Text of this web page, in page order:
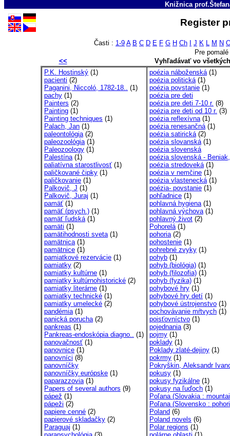
Knižnica
Register
Časti : 1-9 A B C D E F G H Ch J K L M N
Pre
<<
Vyhľadávať vo
P.K. Hostinský (1)
pacienti (2)
Paganini, Niccoló, 1782-18.. (1)
pachy (1)
Painters (2)
Painting (1)
Painting techniques (1)
Palach, Jan (1)
paleontológia(2)
paleozoológia(1)
Paleozoology (1)
Palestína(1)
paliatívna starostlivosť (1)
paličkované čipky (1)
paličkovanie (1)
Palkovič, J (1)
Palkovič, Juraj (1)
pamäť (1)
pamäť (psych.) (1)
pamäť ľudská(1)
pamäti (1)
pamätihodnosti sveta(1)
pamätnica(1)
pamätnice (1)
pamiatkové rezervácie (1)
pamiatky (2)
pamiatky kultúrne (1)
pamiatky kultúrnohistorické (2)
pamiatky literárne (1)
pamiatky technické (1)
pamiatky umelecké (2)
pandémia(1)
panická porucha(2)
pankreas (1)
Pankreas-endoskópia diagno.. (1)
panovačnosť (1)
panovnice (1)
panovníci (8)
panovníčky
panovníčky európske (1)
paparazzovia(1)
Papers of several authors (9)
pápež (1)
pápeži (2)
papiere cenné (2)
papierové skladačky (2)
Paraguaj (1)
poézia náboženská(1)
poézia politická(1)
poézia povstanie (1)
poézia pre deti
poézia pre deti 7-10 r. (8)
poézia pre deti od 10 r. (3)
poézia reflexívna(1)
poézia renesančná(1)
poézia satirická(2)
poézia slovanská(1)
poézia slovenská
poézia slovenská -
poézia stredoveká(1)
poézia v nemčine (1)
poézia vlastenecká(1)
poézia- povstanie (1)
pohľadnice (1)
pohlavná hygiena(1)
pohlavná výchova(1)
pohlavný život (2)
Pohorelá(1)
pohoria(2)
pohostenie (1)
pohrebné zvyky (1)
pohyb (1)
pohyb (biológia) (1)
pohyb (filozofia) (1)
pohyb (fyzika) (1)
pohybové hry (1)
pohybové hry detí (1)
pohybové ústrojenstvo (1)
pochovávanie mŕtvych (1)
poisťovníctvo (1)
pojednania(3)
pojmy (1)
poklady (1)
Poklady zlaté-dejiny (1)
pokrmy (1)
Pokryškin, Aleksandr
pokusy (1)
pokusy fyzikálne (1)
pokusy na ľuďoch (1)
Poľana (Slovakia :
Poľana (Slovensko :
Poland (6)
Poland novels (6)
Polar regions (1)